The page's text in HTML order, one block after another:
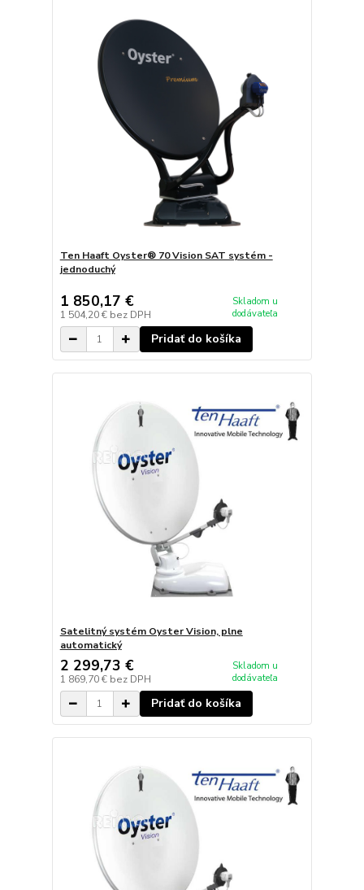
Ten Haaft Oyster® 70 Vision SAT systém -
jednoduchý
1 850,17 €
1 504,20 € bez DPH
Skladom u
dodávateľa
Pridať do košíka
Satelitný systém Oyster Vision, plne
automatický
2 299,73 €
1 869,70 € bez DPH
Skladom u
dodávateľa
Pridať do košíka